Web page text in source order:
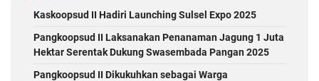
Kaskoopsud II Hadiri Launching Sulsel Expo 2025
Pangkoopsud II Laksanakan Penanaman Jagung 1 Juta
Hektar Serentak Dukung Swasembada Pangan 2025
Pangkoopsud II Dikukuhkan sebagai Warga